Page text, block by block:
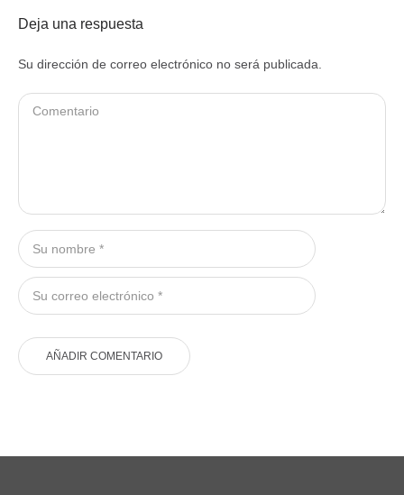
Deja una respuesta
Su dirección de correo electrónico no será publicada.